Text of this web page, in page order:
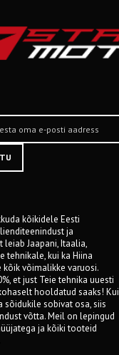
kõikidele Eesti
ja
Jaapani, Itaalia,
tehnikale, kui ka Hiina
võimalikke varuosi.
et just Teie tehnika uuesti
hooldatud saaks! Kui
sobivat osa, siis
võtta. Meil on lepingud
ja kõiki tooteid